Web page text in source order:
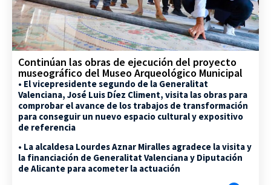
Continúan las obras de ejecución del proyecto
museográfico del Museo Arqueológico Municipal
• El vicepresidente segundo de la Generalitat
Valenciana, José Luis Díez Climent, visita las obras para
comprobar el avance de los trabajos de transformación
para conseguir un nuevo espacio cultural y expositivo
de referencia
• La alcaldesa Lourdes Aznar Miralles agradece la visita y
la financiación de Generalitat Valenciana y Diputación
de Alicante para acometer la actuación